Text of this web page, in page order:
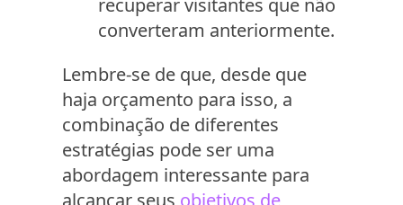
recuperar visitantes que não
converteram anteriormente.
Lembre-se de que, desde que
haja orçamento para isso, a
combinação de diferentes
estratégias pode ser uma
abordagem interessante para
alcançar seus objetivos de